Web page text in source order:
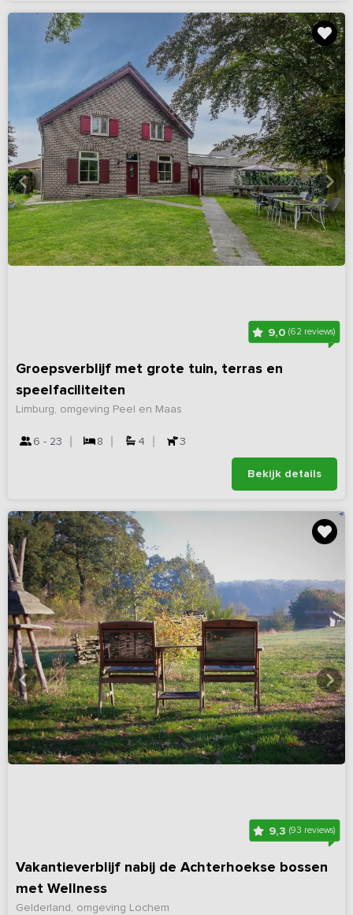
9,0 (62 reviews)
Groepsverblijf met grote tuin, terras en
speelfaciliteiten
Limburg, omgeving Peel en Maas
6 - 23 8 4 3
Bekijk details
9,3 (93 reviews)
Vakantieverblijf nabij de Achterhoekse bossen
met Wellness
Gelderland, omgeving Lochem